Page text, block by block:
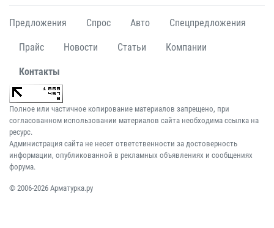
Предложения Спрос Авто Спецпредложения
Прайс Новости Статьи Компании
Контакты
Полное или частичное копирование материалов запрещено, при
согласованном использовании материалов сайта необходима ссылка на
ресурс.
Администрация сайта не несет ответственности за достоверность
информации, опубликованной в рекламных объявлениях и сообщениях
форума.
© 2006-2026 Арматурка.ру